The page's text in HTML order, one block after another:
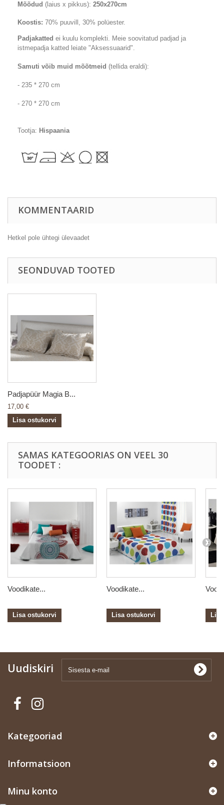
Mõõdud (laius x pikkus): 250x270cm
Koostis: 70% puuvill, 30% polüester.
Padjakatted ei kuulu komplekti. Meie soovitatud padjad ja
istmepadja katted leiate "Aksessuaarid".
Samuti võib muid mõõtmeid (tellida eraldi):
- 235 * 270 cm
- 270 * 270 cm
Tootja: Hispaania
KOMMENTAARID
Hetkel pole ühtegi ülevaadet
SEONDUVAD TOOTED
Padjapüür Magia B...
17,00 €
Lisa ostukorvi
SAMAS KATEGOORIAS ON VEEL 30
TOODET :
Voodikate...
Lisa ostukorvi
Voodikate...
Lisa ostukorvi
Uudiskiri
Kategooriad
Informatsioon
Minu konto